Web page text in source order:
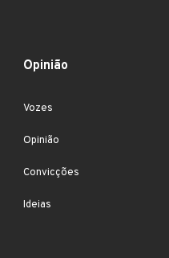
Opinião
Vozes
Opinião
Convicções
Ideias